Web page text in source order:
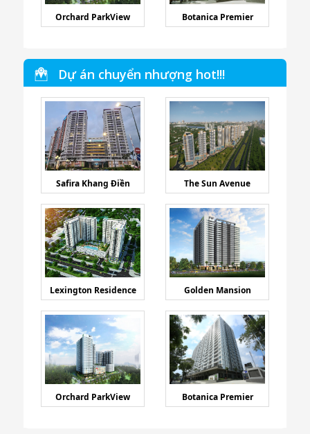
Orchard ParkView Botanica Premier
Dự án chuyển nhượng hot!!!
Safira Khang Điền The Sun Avenue
Lexington Residence Golden Mansion
Orchard ParkView Botanica Premier